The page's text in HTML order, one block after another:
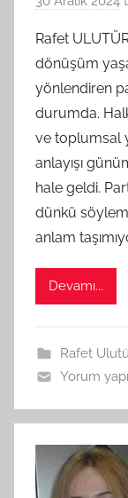
Rafet
dönüşüm
yönlendiren
durumda.
ve toplumsal
anlayışı
hale geldi.
dünkü
anlam
Devamı...
Rafet
Yorum